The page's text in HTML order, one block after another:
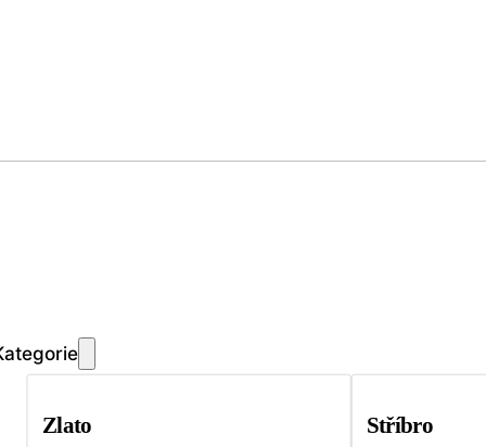
Zlato Stříbro